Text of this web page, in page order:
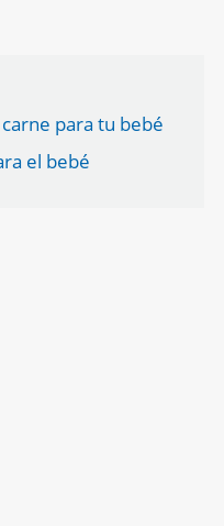
para tu bebé
el bebé